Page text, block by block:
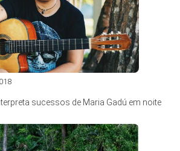
sucessos de Maria Gadú em noite